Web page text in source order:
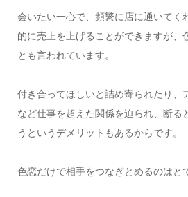
会いたい一心で、頻繁に店に通いてく
的に売上を上げることができますが、
とも言われています。
付き合ってほしいと詰め寄られたり、
など仕事を超えた関係を迫られ、断る
うというデメリットもあるからです。
色恋だけで相手をつなぎとめるのはと